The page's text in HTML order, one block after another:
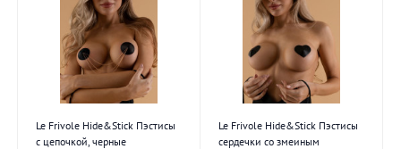
Le Frivole Hide&Stick Пэстисы
с цепочкой, черные
Le Frivole Hide&Stick Пэстисы
сердечки со змеиным